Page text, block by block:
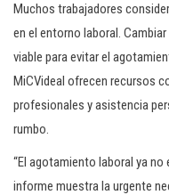
Muchos trabajadores
en el entorno laboral.
viable para evitar el
MiCVideal ofrecen recursos
profesionales y asistencia
rumbo.
“El agotamiento laboral ya
informe muestra la urgente